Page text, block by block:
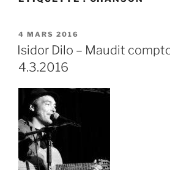
PUBLIÉ
LE
4 MARS 2016
Isidor Dilo – Maudit
4.3.2016